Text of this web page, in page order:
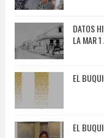
DATOS
LA MAR
EL
EL